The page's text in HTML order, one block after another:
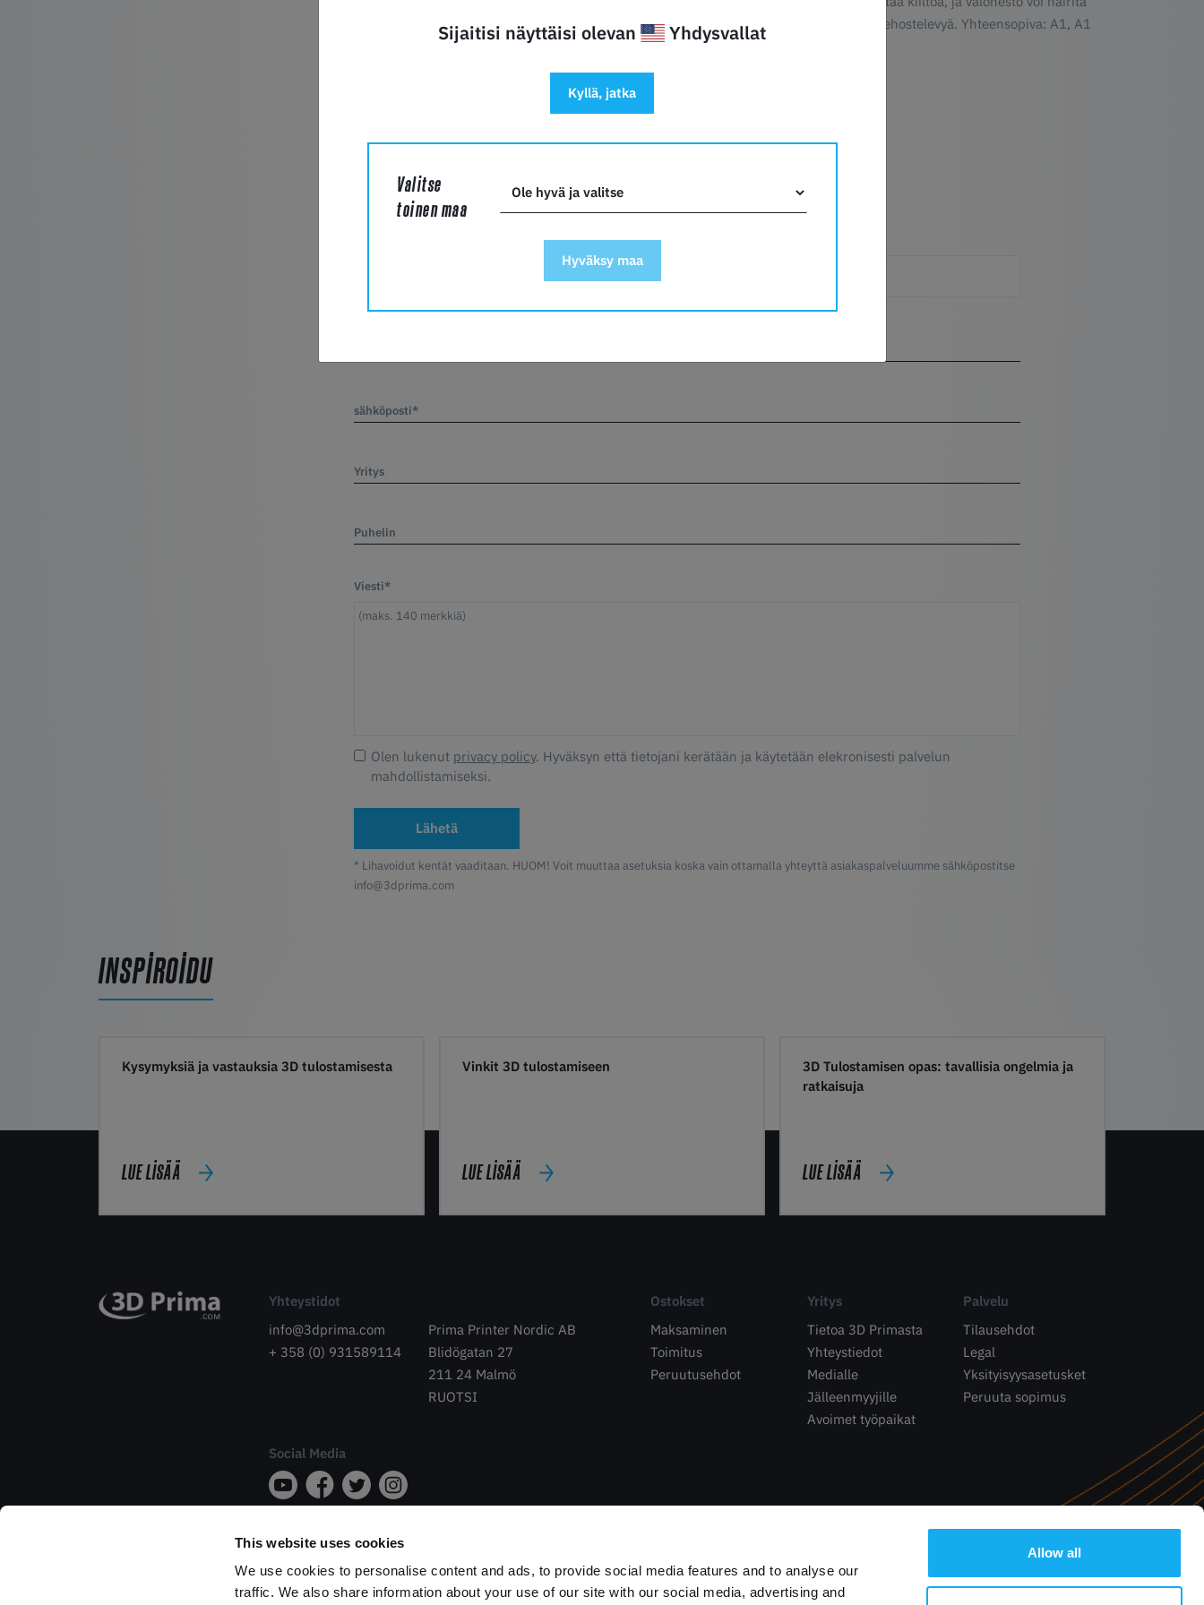
This website uses cookies
We use cookies to personalise content and ads, to provide social media features and to analyse our
traffic. We also share information about your use of our site with our social media, advertising and
Allow all
LiDAR-kalibrointia—läpivalaise laserkalibrointa käytöstä, kun käytät tätä tehostelevyä. Yhteensopiva: A1, A1
mini, P1P, P1S, X1, X1C, X1E.
KYSY TUOTTEESTA?
sähköposti*
Yritys
Puhelin
Viesti*
Olen lukenut privacy policy. Hyväksyn että tietojani kerätään ja käytetään elekronisesti palvelun
mahdollistamiseksi.
Lähetä
* Lihavoidut kentät vaaditaan. HUOM! Voit muuttaa asetuksia koska vain ottamalla yhteyttä asiakaspalveluumme sähköpostitse
info@3dprima.com
INSPIROIDU
Kysymyksiä ja vastauksia 3D tulostamisesta
LUE LISÄÄ
Vinkit 3D tulostamiseen
LUE LISÄÄ
3D Tulostamisen opas: tavallisia ongelmia ja
ratkaisuja
LUE LISÄÄ
Yhteystidot
info@3dprima.com
+ 358 (0) 931589114
Prima Printer Nordic AB
Blidögatan 27
211 24 Malmö
RUOTSI
Social Media
Ostokset
Maksaminen
Toimitus
Peruutusehdot
Yritys
Tietoa 3D Primasta
Yhteystiedot
Medialle
Jälleenmyyjille
Avoimet työpaikat
Palvelu
Tilausehdot
Legal
Yksityisyysasetusket
Peruuta sopimus
Sijaitisi näyttäisi olevan Yhdysvallat
Kyllä, jatka
Valitse
toinen maa
Hyväksy maa